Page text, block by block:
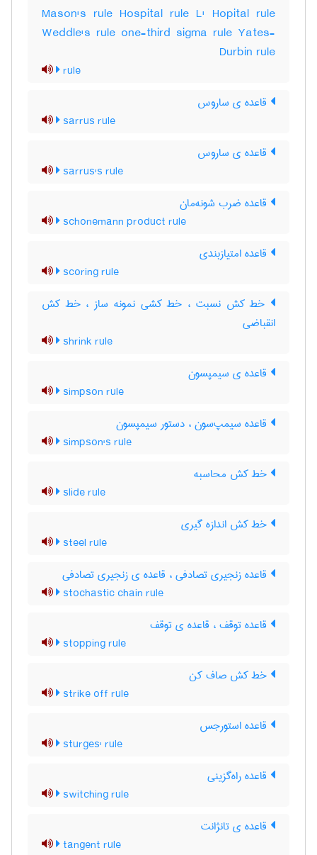
Mason's rule Hospital rule L' Hopital rule
Weddle's rule one-third sigma rule Yates-
Durbin rule
rule
قاعده ی ساروس
sarrus rule
قاعده ی ساروس
sarrus's rule
قاعده ضرب شونه‌مان
schonemann product rule
قاعده امتیازبندی
scoring rule
خط کش نسبت ، خط کشی نمونه ساز ، خط کش
انقباضی
shrink rule
قاعده ی سیمپسون
simpson rule
قاعده سیمپ‌سون ، دستور سیمپسون
simpson's rule
خط کش محاسبه
slide rule
خط کش اندازه گیری
steel rule
قاعده زنجیری تصادفی ، قاعده ی زنجیری تصادفی
stochastic chain rule
قاعده توقف ، قاعده ی توقف
stopping rule
خط کش صاف کن
strike off rule
قاعده استورجس
sturges' rule
قاعده راه‌گزینی
switching rule
قاعده ی تانژانت
tangent rule